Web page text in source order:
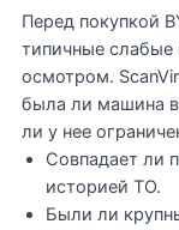
Перед покупкой
типичные слабые
осмотром.
была ли машина
ли у нее
Совпадает ли
историей ТО.
Были ли